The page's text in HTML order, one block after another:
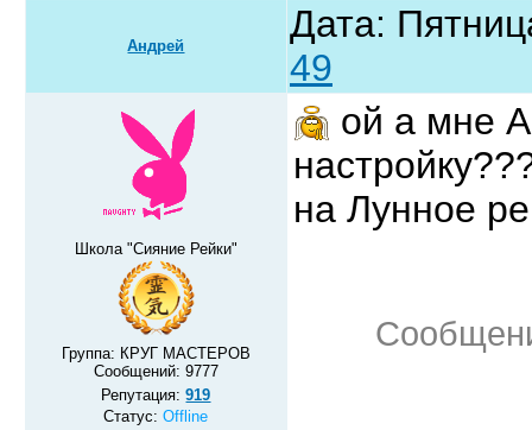
Андрей
Дата:
49
Школа "Сияние Рейки"
Группа: КРУГ МАСТЕРОВ
Сообщений: 9777
Репутация:919
Статус:Offline
ой а мне
на Лунное